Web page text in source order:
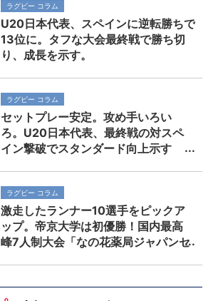
ラグビー コラム
U20日本代表、スペインに逆転勝ちで
13位に。タフな大会最終戦で勝ち切
り、成長を示す。
ラグビー コラム
セットプレー安定。攻め手いろい
ろ。U20日本代表、最終戦の対スペ
イン撃破でスタンダード向上示す
ラグビー コラム
激走したランナー10選手をピックア
ップ。帝京大学は初優勝！国内最高
峰7人制大会「なの花薬局ジャパンセ